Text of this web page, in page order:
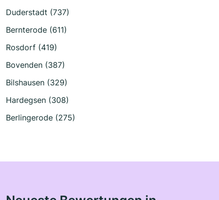
Duderstadt (737)
Bernterode (611)
Rosdorf (419)
Bovenden (387)
Bilshausen (329)
Hardegsen (308)
Berlingerode (275)